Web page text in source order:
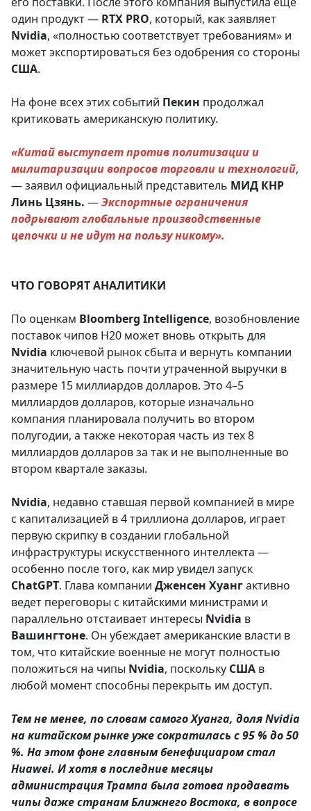
один продукт — RTX PRO, который, как заявляет
Nvidia, «полностью соответствует требованиям» и
может экспортироваться без одобрения со стороны
США.
На фоне всех этих событий Пекин продолжал
критиковать американскую политику.
«Китай выступает против политизации и
милитаризации вопросов торговли и технологий,
— заявил официальный представитель МИД КНР
Линь Цзянь. —Экспортные ограничения
подрывают глобальные производственные
цепочки и не идут на пользу никому».
ЧТО ГОВОРЯТ АНАЛИТИКИ
По оценкам Bloomberg Intelligence, возобновление
поставок чипов H20 может вновь открыть для
Nvidia ключевой рынок сбыта и вернуть компании
значительную часть почти утраченной выручки в
размере 15 миллиардов долларов. Это 4–5
миллиардов долларов, которые изначально
компания планировала получить во втором
полугодии, а также некоторая часть из тех 8
миллиардов долларов за так и не выполненные во
втором квартале заказы.
Nvidia, недавно ставшая первой компанией в мире
с капитализацией в 4 триллиона долларов, играет
первую скрипку в создании глобальной
инфраструктуры искусственного интеллекта —
особенно после того, как мир увидел запуск
ChatGPT. Глава компании Дженсен Хуангактивно
ведет переговоры с китайскими министрами и
параллельно отстаивает интересы Nvidia в
Вашингтоне. Он убеждает американские власти в
том, что китайские военные не могут полностью
положиться на чипы Nvidia, поскольку США в
любой момент способны перекрыть им доступ.
Тем не менее, по словам самого Хуанга, доля Nvidia
на китайском рынке уже сократилась с 95 % до 50
%. На этом фоне главным бенефициаром стал
Huawei. И хотя в последние месяцы
администрация Трампа была готова продавать
чипы даже странам Ближнего Востока, в вопросе